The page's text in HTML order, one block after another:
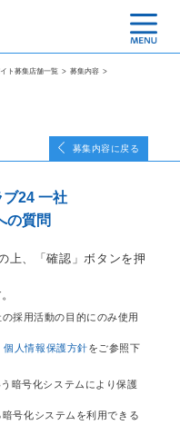
ト募集店舗一覧 > 募集内容 >
募集内容に戻る
24 一社
の質問
上、「確認」ボタンを押
採用活動の目的にのみ使用
個人情報保護方針をご参照下
暗号化システムにより保護
号化システムを利用できる